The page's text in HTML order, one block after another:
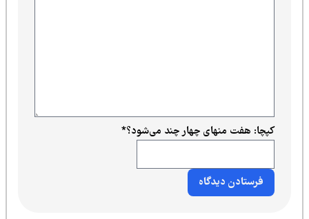
کپچا: هفت منهای چهار چند می‌شود؟*